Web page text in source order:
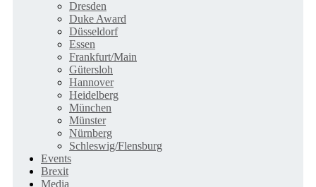
Dresden
Duke Award
Düsseldorf
Essen
Frankfurt/Main
Gütersloh
Hannover
Heidelberg
München
Münster
Nürnberg
Schleswig/Flensburg
Events
Brexit
Media